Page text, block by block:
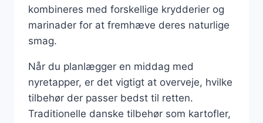
kombineres med forskellige krydderier og
marinader for at fremhæve deres naturlige
smag.
Når du planlægger en middag med
nyretapper, er det vigtigt at overveje, hvilke
tilbehør der passer bedst til retten.
Traditionelle danske tilbehør som kartofler,